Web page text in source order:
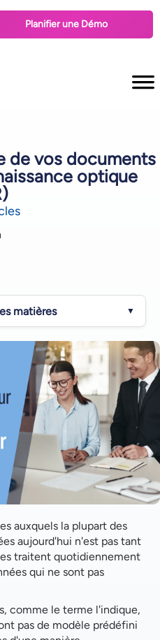
Planifier une Démo
de vos documents
optique
matières ▼
des données
et accessible
: Une
des documents et
données renforcées
numérique
papier et stockage
travail et amélioration
auxquels la plupart des
aujourd'hui n'est pas tant
traitent quotidiennement
qui ne sont pas
comme le terme l'indique,
pas de modèle prédéfini